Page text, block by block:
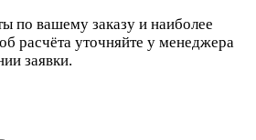
по вашему заказу и наиболее
расчёта уточняйте у менеджера
заявки.